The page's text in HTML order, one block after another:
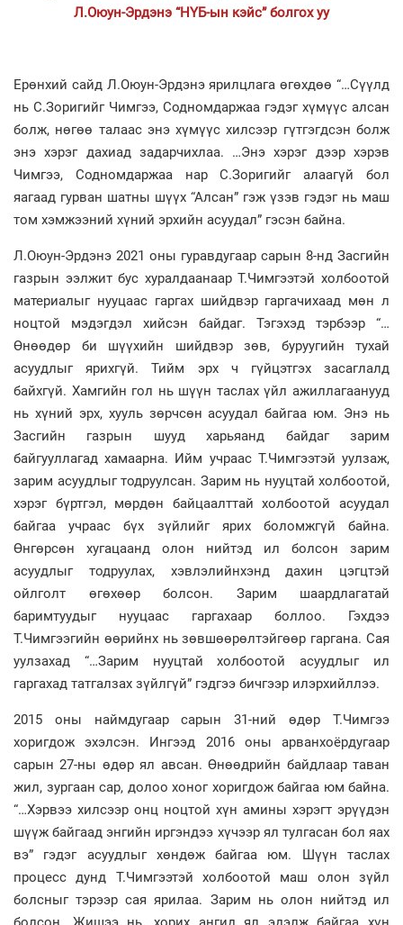
Л.Оюун-Эрдэнэ “НҮБ-ын кэйс” болгох уу
Ерөнхий сайд Л.Оюун-Эрдэнэ ярилцлага өгөхдөө “…Сүүлд
нь С.Зоригийг Чимгээ, Содномдаржаа гэдэг хүмүүс алсан
болж, нөгөө талаас энэ хүмүүс хилсээр гүтгэгдсэн болж
энэ хэрэг дахиад задарчихлаа. …Энэ хэрэг дээр хэрэв
Чимгээ, Содномдаржаа нар С.Зоригийг алаагүй бол
яагаад гурван шатны шүүх “Алсан” гэж үзэв гэдэг нь маш
том хэмжээний хүний эрхийн асуудал” гэсэн байна.
Л.Оюун-Эрдэнэ 2021 оны гуравдугаар сарын 8-нд Засгийн
газрын ээлжит бус хуралдаанаар Т.Чимгээтэй холбоотой
материалыг нууцаас гаргах шийдвэр гаргачихаад мөн л
ноцтой мэдэгдэл хийсэн байдаг. Тэгэхэд тэрбээр “…
Өнөөдөр би шүүхийн шийдвэр зөв, буруугийн тухай
асуудлыг ярихгүй. Тийм эрх ч гүйцэтгэх засаглалд
байхгүй. Хамгийн гол нь шүүн таслах үйл ажиллагаанууд
нь хүний эрх, хууль зөрчсөн асуудал байгаа юм. Энэ нь
Засгийн газрын шууд харьяанд байдаг зарим
байгууллагад хамаарна. Ийм учраас Т.Чимгээтэй уулзаж,
зарим асуудлыг тодруулсан. Зарим нь нууцтай холбоотой,
хэрэг бүртгэл, мөрдөн байцаалттай холбоотой асуудал
байгаа учраас бүх зүйлийг ярих боломжгүй байна.
Өнгөрсөн хугацаанд олон нийтэд ил болсон зарим
асуудлыг тодруулах, хэвлэлийнхэнд дахин цэгцтэй
ойлголт өгөхөөр болсон. Зарим шаардлагатай
баримтуудыг нууцаас гаргахаар боллоо. Гэхдээ
Т.Чимгээгийн өөрийнх нь зөвшөөрөлтэйгөөр гаргана. Сая
уулзахад “…Зарим нууцтай холбоотой асуудлыг ил
гаргахад татгалзах зүйлгүй” гэдгээ бичгээр илэрхийллээ.
2015 оны наймдугаар сарын 31-ний өдөр Т.Чимгээ
хоригдож эхэлсэн. Ингээд 2016 оны арванхоёрдугаар
сарын 27-ны өдөр ял авсан. Өнөөдрийн байдлаар таван
жил, зургаан сар, долоо хоног хоригдож байгаа юм байна.
“…Хэрвээ хилсээр онц ноцтой хүн амины хэрэгт эрүүдэн
шүүж байгаад энгийн иргэндээ хүчээр ял тулгасан бол яах
вэ” гэдэг асуудлыг хөндөж байгаа юм. Шүүн таслах
процесс дунд Т.Чимгээтэй холбоотой маш олон зүйл
болсныг тэрээр сая ярилаа. Зарим нь олон нийтэд ил